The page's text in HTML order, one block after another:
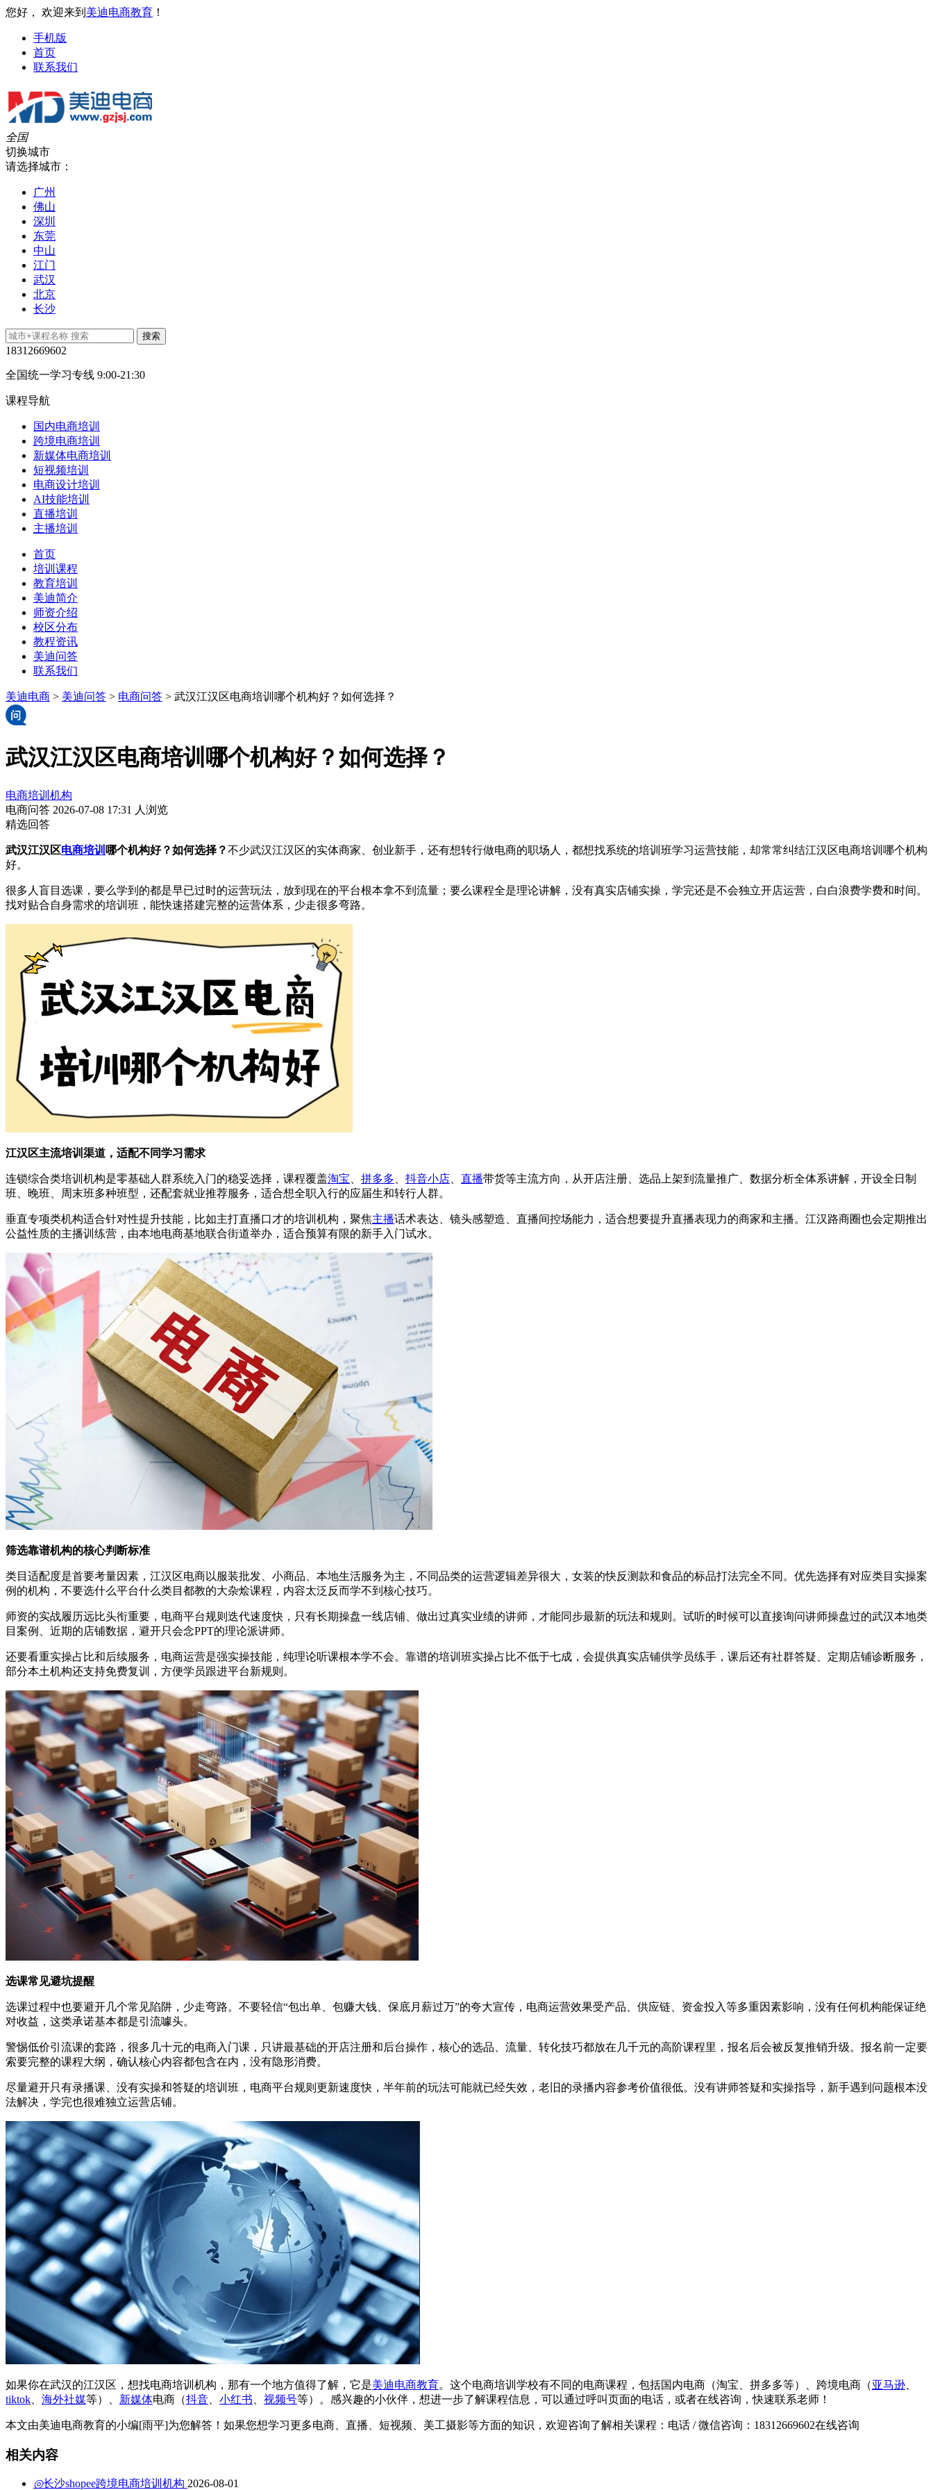
您好， 欢迎来到 美迪电商教育 ！
手机版
首页
联系我们
全国
切换城市
请选择城市：
广州
佛山
深圳
东莞
中山
江门
武汉
北京
长沙
18312669602
全国统一学习专线 9:00-21:30
课程导航
国内电商培训
跨境电商培训
新媒体电商培训
短视频培训
电商设计培训
AI技能培训
直播培训
主播培训
首页
培训课程
教育培训
美迪简介
师资介绍
校区分布
教程资讯
美迪问答
联系我们
美迪电商 > 美迪问答 > 电商问答 > 武汉江汉区电商培训哪个机构好？如何选择？
武汉江汉区电商培训哪个机构好？如何选择？
电商培训机构
电商问答 2026-07-08 17:31 人浏览
精选回答
武汉江汉区电商培训 哪个机构好？如何选择？不少武汉江汉区的实体商家、创业新手，还有想转行做电商的职场人，都想找系统的培训班学习运营技能，却常常纠结江汉区电商培训哪个机构
好。
很多人盲目选课，要么学到的都是早已过时的运营玩法，放到现在的平台根本拿不到流量；要么课程全是理论讲解，没有真实店铺实操，学完还是不会独立开店运营，白白浪费学费和时间。
找对贴合自身需求的培训班，能快速搭建完整的运营体系，少走很多弯路。
江汉区主流培训渠道，适配不同学习需求
连锁综合类培训机构是零基础人群系统入门的稳妥选择，课程覆盖淘宝 拼多多 抖音小店 直播带货等主流方向，从开店注册、选品上架到流量推广、数据分析全体系讲解，开设全日制
班、晚班、周末班多种班型，还配套就业推荐服务，适合想全职入行的应届生和转行人群。
垂直专项类机构适合针对性提升技能，比如主打直播口才的培训机构，聚焦主播话术表达、镜头感塑造、直播间控场能力，适合想要提升直播表现力的商家和主播。江汉路商圈也会定期推出
公益性质的主播训练营，由本地电商基地联合街道举办，适合预算有限的新手入门试水。
筛选靠谱机构的核心判断标准
类目适配度是首要考量因素，江汉区电商以服装批发、小商品、本地生活服务为主，不同品类的运营逻辑差异很大，女装的快反测款和食品的标品打法完全不同。优先选择有对应类目实操案
例的机构，不要选什么平台什么类目都教的大杂烩课程，内容太泛反而学不到核心技巧。
师资的实战履历远比头衔重要，电商平台规则迭代速度快，只有长期操盘一线店铺、做出过真实业绩的讲师，才能同步最新的玩法和规则。试听的时候可以直接询问讲师操盘过的武汉本地类
目案例、近期的店铺数据，避开只会念PPT的理论派讲师。
还要看重实操占比和后续服务，电商运营是强实操技能，纯理论听课根本学不会。靠谱的培训班实操占比不低于七成，会提供真实店铺供学员练手，课后还有社群答疑、定期店铺诊断服务，
部分本土机构还支持免费复训，方便学员跟进平台新规则。
选课常见避坑提醒
选课过程中也要避开几个常见陷阱，少走弯路。不要轻信“包出单、包赚大钱、保底月薪过万”的夸大宣传，电商运营效果受产品、供应链、资金投入等多重因素影响，没有任何机构能保证绝
对收益，这类承诺基本都是引流噱头。
警惕低价引流课的套路，很多几十元的电商入门课，只讲最基础的开店注册和后台操作，核心的选品、流量、转化技巧都放在几千元的高阶课程里，报名后会被反复推销升级。报名前一定要
索要完整的课程大纲，确认核心内容都包含在内，没有隐形消费。
尽量避开只有录播课、没有实操和答疑的培训班，电商平台规则更新速度快，半年前的玩法可能就已经失效，老旧的录播内容参考价值很低。没有讲师答疑和实操指导，新手遇到问题根本没
法解决，学完也很难独立运营店铺。
如果你在武汉的江汉区，想找电商培训机构，那有一个地方值得了解，它是美迪电商教育。这个电商培训学校有不同的电商课程，包括国内电商（淘宝、拼多多等）、跨境电商（亚马逊
tiktok
海外社媒等）、 新媒体电商（抖音 小红书 视频号等）。感兴趣的小伙伴，想进一步了解课程信息，可以通过呼叫页面的电话，或者在线咨询，快速联系老师！
本文由美迪电商教育的小编[雨平]为您解答！如果您想学习更多电商、直播、短视频、美工摄影等方面的知识，欢迎咨询了解相关课程： 电话 / 微信咨询：18312669602在线咨询
相关内容
◎长沙shopee跨境电商培训机构 2026-08-01